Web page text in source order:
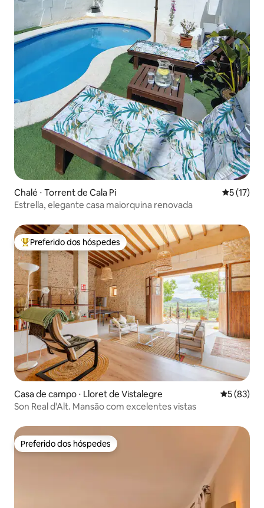
Chalé ⋅ Torrent de Cala Pi 5 de uma
5 (17)
Estrella, elegante casa maiorquina renovada
Entre os melhores preferidos dos hóspedes
Preferido dos hóspedes
Casa de campo ⋅ Lloret de Vistalegre 5 de uma
5 (83)
Son Real d'Alt. Mansão com excelentes vistas
Preferido dos hóspedes
Preferido dos hóspedes